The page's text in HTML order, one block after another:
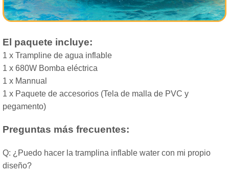
El paquete incluye:
1 x Trampline de agua inflable
1 x 680W Bomba eléctrica
1 x Mannual
1 x Paquete de accesorios (Tela de malla de PVC y
pegamento)
Preguntas más frecuentes:
Q: ¿Puedo hacer la tramplina inflable water con mi propio
diseño?